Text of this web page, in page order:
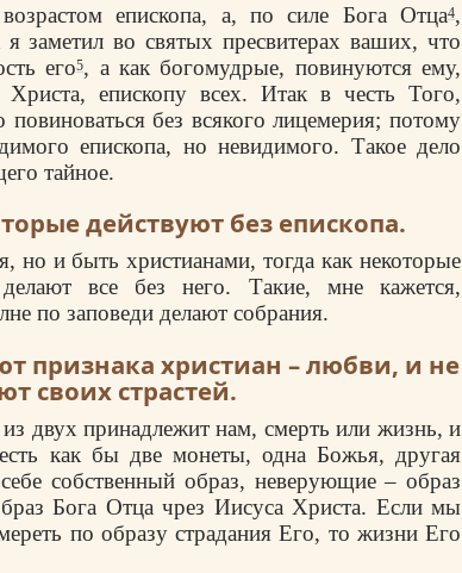
епископа, а, по силе Бога Отца4,
заметил во святых пресвитерах ваших, что
его5, а как богомудрые, повинуются ему,
епископу всех. Итак в честь Того,
без всякого лицемерия; потому
епископа, но невидимого. Такое дело
тайное.
действуют без епископа.
но и быть христианами, тогда как некоторые
все без него. Такие, мне кажется,
по заповеди делают собрания.
признака христиан – любви, и не
своих страстей.
двух принадлежит нам, смерть или жизнь, и
как бы две монеты, одна Божья, другая
собственный образ, неверующие – образ
Бога Отца чрез Иисуса Христа. Если мы
по образу страдания Его, то жизни Его